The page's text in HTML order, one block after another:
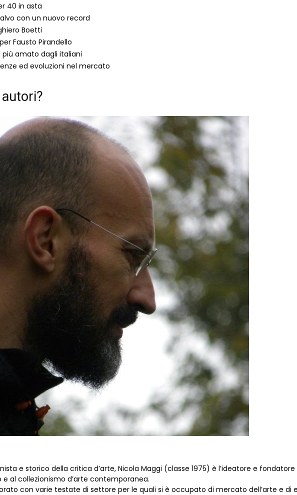
40 in asta
con un nuovo record
Boetti
Fausto Pirandello
più amato dagli italiani
ed evoluzioni nel mercato
e storico della critica d’arte, Nicola Maggi (classe 1975) è l’ideatore e
al collezionismo d’arte contemporanea.
con varie testate di settore per le quali si è occupato di mercato dell’arte e di